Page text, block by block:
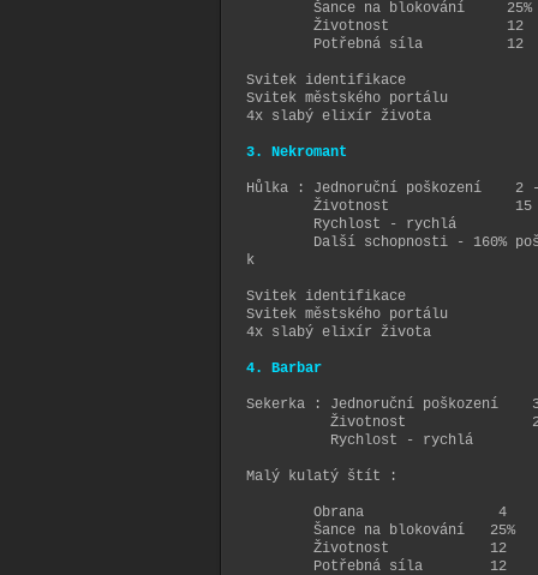
Šance na blokování 25%
Životnost 12
Potřebná síla 12
Svitek identifikace
Svitek městského portálu
4x slabý elixír života
3. Nekromant
Hůlka : Jednoruční poškození 2
Životnost 15
Rychlost - rychlá
Další schopnosti - 160%
k vyvolávání
Svitek identifikace
Svitek městského portálu
4x slabý elixír života
4. Barbar
Sekerka : Jednoruční poškození
Životnost
Rychlost - rychlá
Malý kulatý štít :
Obrana 4
Šance na blokování 25%
Životnost 12
Potřebná síla 12